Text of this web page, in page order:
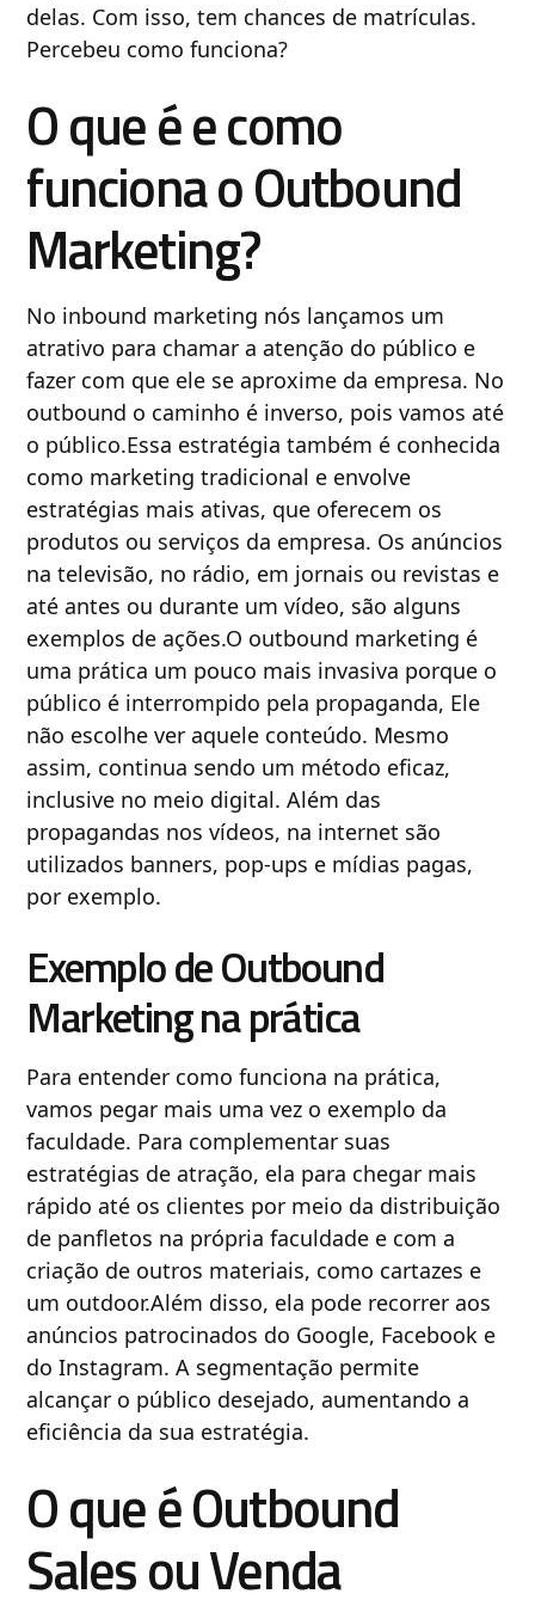
delas. Com isso, tem chances de matrículas.
Percebeu como funciona?
O que é e como
funciona o Outbound
Marketing?
No inbound marketing nós lançamos um
atrativo para chamar a atenção do público e
fazer com que ele se aproxime da empresa. No
outbound o caminho é inverso, pois vamos até
o público.Essa estratégia também é conhecida
como marketing tradicional e envolve
estratégias mais ativas, que oferecem os
produtos ou serviços da empresa. Os anúncios
na televisão, no rádio, em jornais ou revistas e
até antes ou durante um vídeo, são alguns
exemplos de ações.O outbound marketing é
uma prática um pouco mais invasiva porque o
público é interrompido pela propaganda, Ele
não escolhe ver aquele conteúdo. Mesmo
assim, continua sendo um método eficaz,
inclusive no meio digital. Além das
propagandas nos vídeos, na internet são
utilizados banners, pop-ups e mídias pagas,
por exemplo.
Exemplo de Outbound
Marketing na prática
Para entender como funciona na prática,
vamos pegar mais uma vez o exemplo da
faculdade. Para complementar suas
estratégias de atração, ela para chegar mais
rápido até os clientes por meio da distribuição
de panfletos na própria faculdade e com a
criação de outros materiais, como cartazes e
um outdoor.Além disso, ela pode recorrer aos
anúncios patrocinados do Google, Facebook e
do Instagram. A segmentação permite
alcançar o público desejado, aumentando a
eficiência da sua estratégia.
O que é Outbound
Sales ou Venda